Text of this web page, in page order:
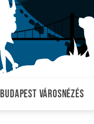
Budapest városnézés